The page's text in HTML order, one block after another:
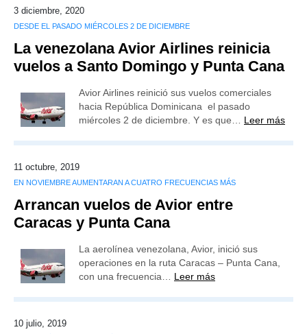
3 diciembre, 2020
DESDE EL PASADO MIÉRCOLES 2 DE DICIEMBRE
La venezolana Avior Airlines reinicia
vuelos a Santo Domingo y Punta Cana
Avior Airlines reinició sus vuelos comerciales
hacia República Dominicana el pasado
miércoles 2 de diciembre. Y es que… Leer más
11 octubre, 2019
EN NOVIEMBRE AUMENTARAN A CUATRO FRECUENCIAS MÁS
Arrancan vuelos de Avior entre
Caracas y Punta Cana
La aerolínea venezolana, Avior, inició sus
operaciones en la ruta Caracas – Punta Cana,
con una frecuencia… Leer más
10 julio, 2019